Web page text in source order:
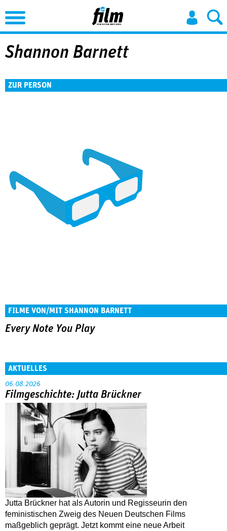
Jump to Navigation
Shannon Barnett
ZUR PERSON
FILME VON/MIT SHANNON BARNETT
Every Note You Play
AKTUELLES
06.08.2026
Filmgeschichte: Jutta Brückner
Jutta Brückner hat als Autorin und Regisseurin den
feministischen Zweig des Neuen Deutschen Films
maßgeblich geprägt. Jetzt kommt eine neue Arbeit